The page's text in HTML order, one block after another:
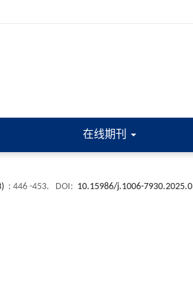
在线期刊
: 446 -453. DOI: 10.15986/j.1006-